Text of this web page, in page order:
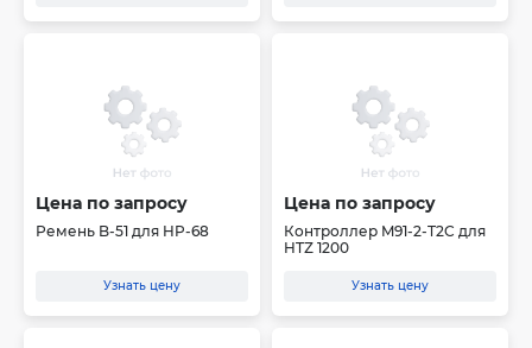
Цена по запросу
Ремень B-51 для HP-68
Узнать цену
Цена по запросу
Контроллер M91-2-T2C для
HTZ 1200
Узнать цену